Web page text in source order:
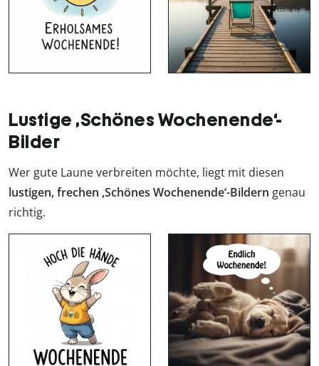
Lustige ‚Schönes Wochenende‘-
Bilder
Wer gute Laune verbreiten möchte, liegt mit diesen
lustigen, frechen ‚Schönes Wochenende‘-Bildern genau
richtig.